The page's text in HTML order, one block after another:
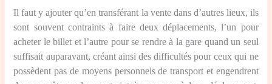
Il faut y ajouter qu’en transférant la vente dans d’autres lieux, ils
sont souvent contraints à faire deux déplacements, l’un pour
acheter le billet et l’autre pour se rendre à la gare quand un seul
suffisait auparavant, créant ainsi des difficultés pour ceux qui ne
possèdent pas de moyens personnels de transport et engendrent